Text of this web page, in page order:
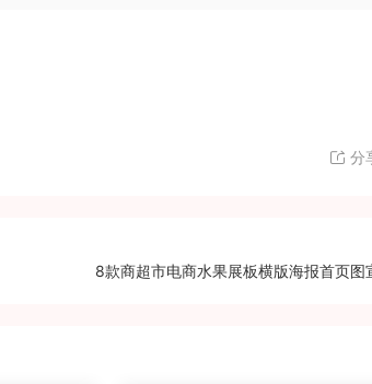
分
8款商超市电商水果展板横版海报首页图